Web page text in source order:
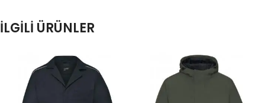
İLGILI ÜRÜNLER